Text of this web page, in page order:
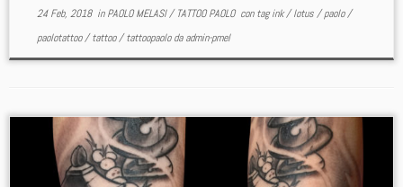
24 Feb, 2018inPAOLO MELASI/TATTOO PAOLO con tagink/lotus/paolo/
paolotattoo/tattoo/tattoopaolodaadmin-pmel